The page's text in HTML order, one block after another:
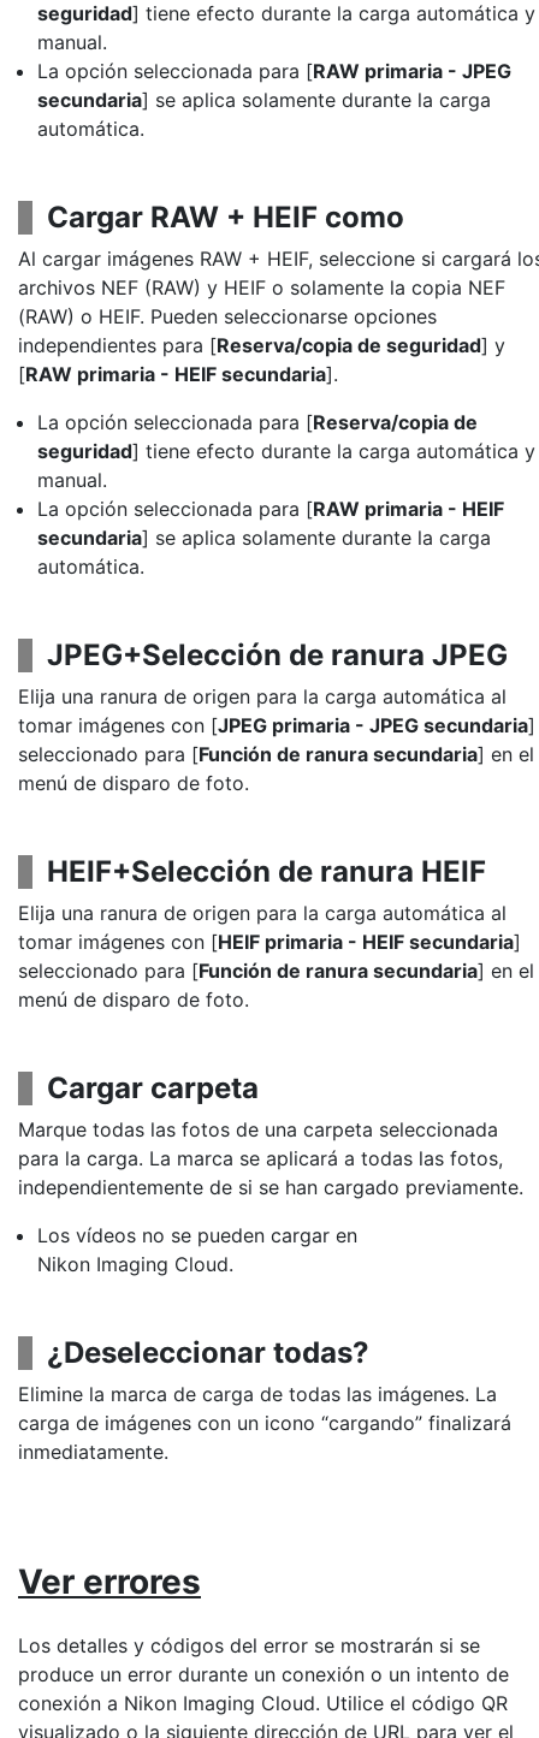
seguridad] tiene efecto durante la carga automática y
manual.
La opción seleccionada para [RAW primaria - JPEG
secundaria] se aplica solamente durante la carga
automática.
Cargar RAW + HEIF como
Al cargar imágenes RAW + HEIF, seleccione si cargará
archivos NEF (RAW) y HEIF o solamente la copia NEF
(RAW) o HEIF. Pueden seleccionarse opciones
independientes para [Reserva/copia de seguridad] y
[RAW primaria - HEIF secundaria].
La opción seleccionada para [Reserva/copia de
seguridad] tiene efecto durante la carga automática y
manual.
La opción seleccionada para [RAW primaria - HEIF
secundaria] se aplica solamente durante la carga
automática.
JPEG+Selección de ranura JPEG
Elija una ranura de origen para la carga automática al
tomar imágenes con [JPEG primaria - JPEG secundaria]
seleccionado para [Función de ranura secundaria] en el
menú de disparo de foto.
HEIF+Selección de ranura HEIF
Elija una ranura de origen para la carga automática al
tomar imágenes con [HEIF primaria - HEIF secundaria]
seleccionado para [Función de ranura secundaria] en el
menú de disparo de foto.
Cargar carpeta
Marque todas las fotos de una carpeta seleccionada
para la carga. La marca se aplicará a todas las fotos,
independientemente de si se han cargado previamente.
Los vídeos no se pueden cargar en
Nikon Imaging Cloud.
¿Deseleccionar todas?
Elimine la marca de carga de todas las imágenes. La
carga de imágenes con un icono “cargando” finalizará
inmediatamente.
Ver errores
Los detalles y códigos del error se mostrarán si se
produce un error durante un conexión o un intento de
conexión a Nikon Imaging Cloud. Utilice el código QR
visualizado o la siguiente dirección de URL para ver el